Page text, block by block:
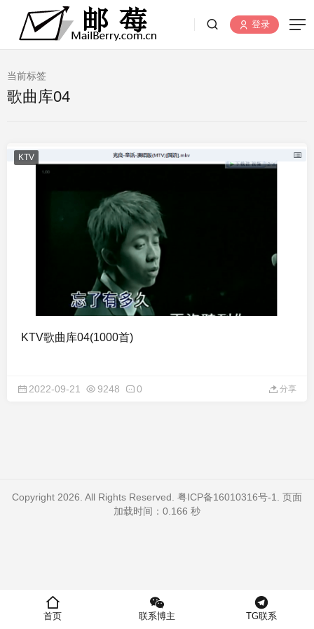
登录
当前标签
歌曲库04
KTV
KTV歌曲库04(1000首)
2022-09-21 9248 0 分享
Copyright 2026. All Rights Reserved. 粤ICP备16010316号-1
. 页面
加载时间：0.166 秒
首页 联系博主 TG联系